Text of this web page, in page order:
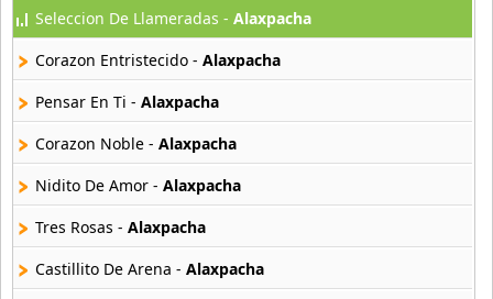
Chayac
4 músicas online
Chopas
18 músicas online
12 músicas online
Damaris
11 músicas online
Seleccion De Llameradas - Alaxpacha
Corazon Entristecido - Alaxpacha
Pensar En Ti - Alaxpacha
Corazon Noble - Alaxpacha
Nidito De Amor - Alaxpacha
Tres Rosas - Alaxpacha
Castillito De Arena - Alaxpacha